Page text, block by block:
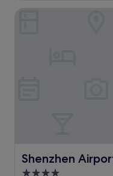
Shenzhen
Shenzhen Airport